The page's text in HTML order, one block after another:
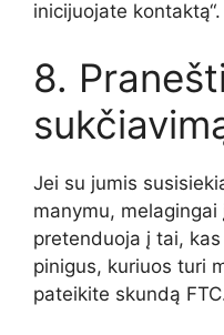
inicijuojate kontaktą“.
8.
Jei su jumis
manymu,
pretenduoja į tai,
pinigus, kuriuos turi
pateikite skundą